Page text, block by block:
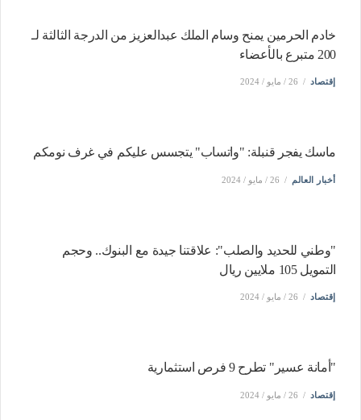
خادم الحرمين يمنح وسام الملك عبدالعزيز من الدرجة الثالثة لـ
200 متبرع بالأعضاء
إقتصاد 26 / مايو / 2024
ماسك يفجر قنبلة: "واتساب" يتجسس عليكم في غرف نومكم
أخبار العالم 26 / مايو / 2024
"وطني للحديد والصلب": علاقتنا جيدة مع البنوك.. وحجم
التمويل 105 ملايين ريال
إقتصاد 26 / مايو / 2024
"أمانة عسير" تطرح 9 فرص استثمارية
إقتصاد 26 / مايو / 2024